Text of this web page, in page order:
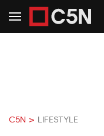
C5N > LIFESTYLE